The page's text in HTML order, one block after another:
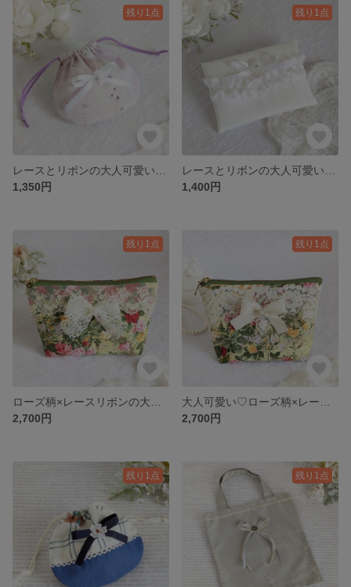
残り1点
1,350円
残り1点
1,400円
残り1点
2,700円
残り1点
2,700円
残り1点 残り1点